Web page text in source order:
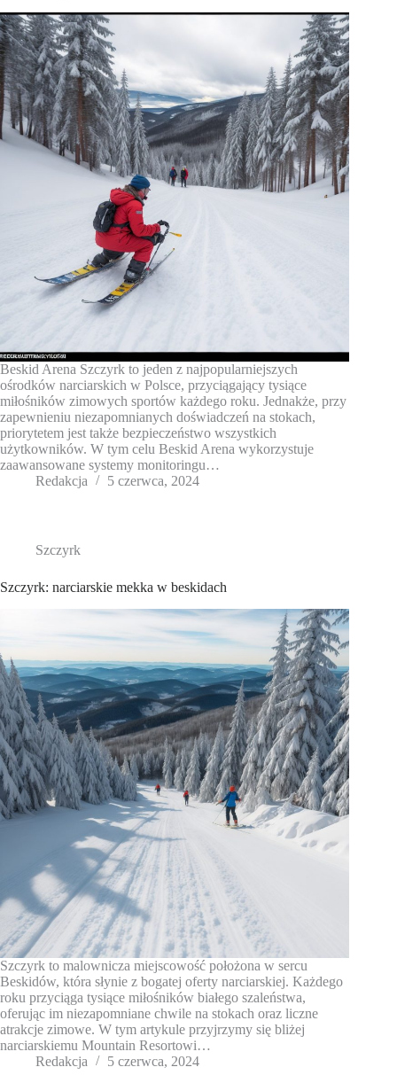
Beskid Arena Szczyrk to jeden z najpopularniejszych
ośrodków narciarskich w Polsce, przyciągający tysiące
miłośników zimowych sportów każdego roku. Jednakże, przy
zapewnieniu niezapomnianych doświadczeń na stokach,
priorytetem jest także bezpieczeństwo wszystkich
użytkowników. W tym celu Beskid Arena wykorzystuje
zaawansowane systemy monitoringu…
Redakcja
5 czerwca, 2024
Szczyrk
Szczyrk: narciarskie mekka w beskidach
Szczyrk to malownicza miejscowość położona w sercu
Beskidów, która słynie z bogatej oferty narciarskiej. Każdego
roku przyciąga tysiące miłośników białego szaleństwa,
oferując im niezapomniane chwile na stokach oraz liczne
atrakcje zimowe. W tym artykule przyjrzymy się bliżej
narciarskiemu Mountain Resortowi…
Redakcja
5 czerwca, 2024